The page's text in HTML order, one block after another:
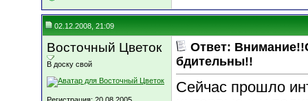
02.12.2008, 21:09
Восточный Цветок
В доску свой
Ответ:
бдительны!!
Сейчас прошло